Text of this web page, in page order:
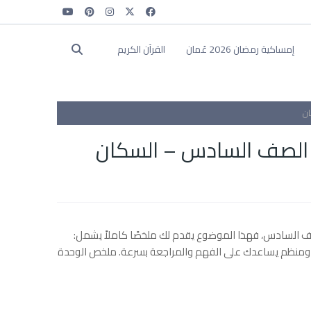
إمساكية رمضان 2026 عُمان القرآن الكريم
الصف السادس – السكان
السادس، فهذا الموضوع يقدم لك ملخصًا كاملاً يشمل:
ومنظم يساعدك على الفهم والمراجعة بسرعة. ملخص الوحدة